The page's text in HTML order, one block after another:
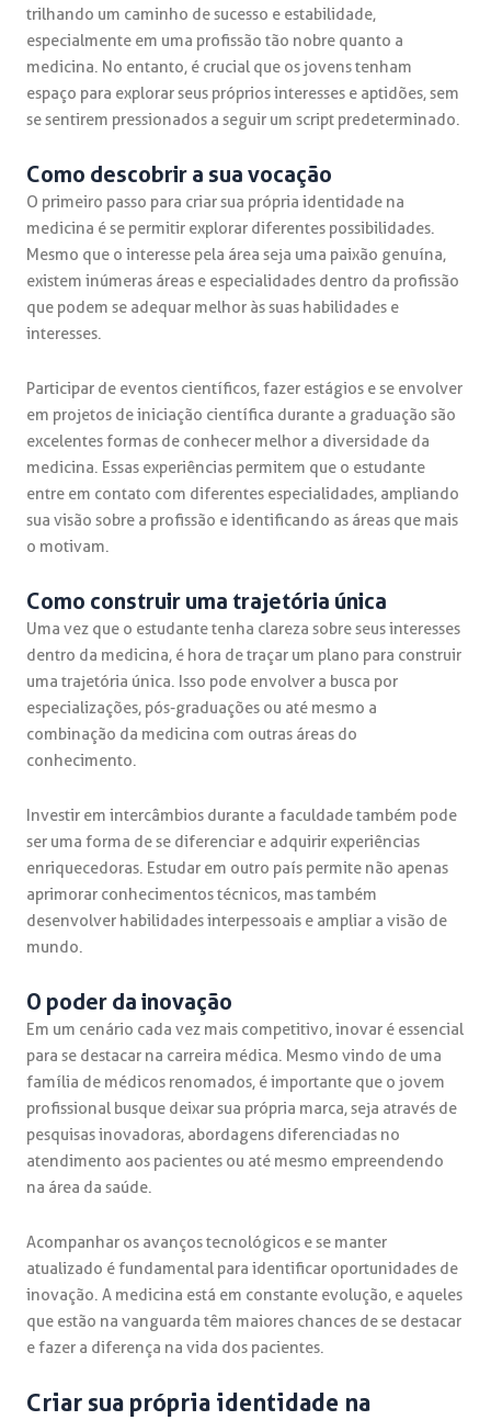
trilhando um caminho de sucesso e estabilidade,
especialmente em uma profissão tão nobre quanto a
medicina. No entanto, é crucial que os jovens tenham
espaço para explorar seus próprios interesses e aptidões, sem
se sentirem pressionados a seguir um script predeterminado.
Como descobrir a sua vocação
O primeiro passo para criar sua própria identidade na
medicina é se permitir explorar diferentes possibilidades.
Mesmo que o interesse pela área seja uma paixão genuína,
existem inúmeras áreas e especialidades dentro da profissão
que podem se adequar melhor às suas habilidades e
interesses.
Participar de eventos científicos, fazer estágios e se envolver
em projetos de iniciação científica durante a graduação são
excelentes formas de conhecer melhor a diversidade da
medicina. Essas experiências permitem que o estudante
entre em contato com diferentes especialidades, ampliando
sua visão sobre a profissão e identificando as áreas que mais
o motivam.
Como construir uma trajetória única
Uma vez que o estudante tenha clareza sobre seus interesses
dentro da medicina, é hora de traçar um plano para construir
uma trajetória única. Isso pode envolver a busca por
especializações, pós-graduações ou até mesmo a
combinação da medicina com outras áreas do
conhecimento.
Investir em intercâmbios durante a faculdade também pode
ser uma forma de se diferenciar e adquirir experiências
enriquecedoras. Estudar em outro país permite não apenas
aprimorar conhecimentos técnicos, mas também
desenvolver habilidades interpessoais e ampliar a visão de
mundo.
O poder da inovação
Em um cenário cada vez mais competitivo, inovar é essencial
para se destacar na carreira médica. Mesmo vindo de uma
família de médicos renomados, é importante que o jovem
profissional busque deixar sua própria marca, seja através de
pesquisas inovadoras, abordagens diferenciadas no
atendimento aos pacientes ou até mesmo empreendendo
na área da saúde.
Acompanhar os avanços tecnológicos e se manter
atualizado é fundamental para identificar oportunidades de
inovação. A medicina está em constante evolução, e aqueles
que estão na vanguarda têm maiores chances de se destacar
e fazer a diferença na vida dos pacientes.
Criar sua própria identidade na